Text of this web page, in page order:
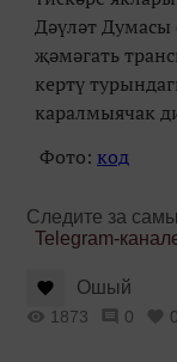
Дәүләт Думасы
җәмәгать
кертү
каралмыячак
Фото: код
Следите за
Telegram-
Ошый
1873 0 0